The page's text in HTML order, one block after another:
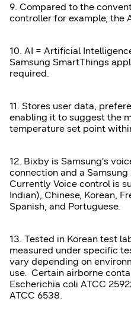
9. Compared to the
controller for example, the
10. AI = Artificial
Samsung SmartThings
required.
11. Stores user data,
enabling it to suggest the
temperature set point
12. Bixby is Samsung’s
connection and a
Currently Voice control is
Indian), Chinese, Korean,
Spanish, and Portuguese.
13. Tested in Korean test
measured under specific
vary depending on
use. Certain airborne
Escherichia coli ATCC
ATCC 6538.